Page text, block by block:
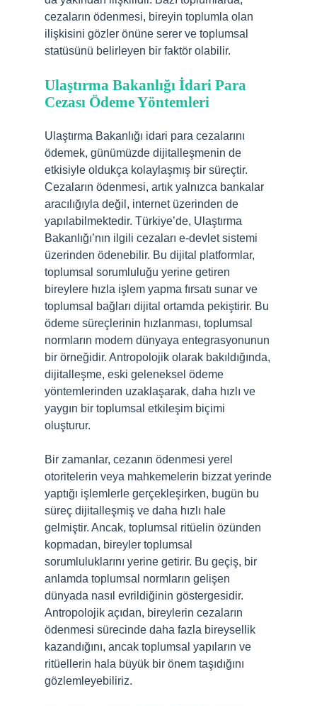
cezaların ödenmesi, bireyin toplumla olan
ilişkisini gözler önüne serer ve toplumsal
statüsünü belirleyen bir faktör olabilir.
Ulaştırma Bakanlığı İdari Para
Cezası Ödeme Yöntemleri
Ulaştırma Bakanlığı idari para cezalarını
ödemek, günümüzde dijitalleşmenin de
etkisiyle oldukça kolaylaşmış bir süreçtir.
Cezaların ödenmesi, artık yalnızca bankalar
aracılığıyla değil, internet üzerinden de
yapılabilmektedir. Türkiye’de, Ulaştırma
Bakanlığı’nın ilgili cezaları e-devlet sistemi
üzerinden ödenebilir. Bu dijital platformlar,
toplumsal sorumluluğu yerine getiren
bireylere hızla işlem yapma fırsatı sunar ve
toplumsal bağları dijital ortamda pekiştirir. Bu
ödeme süreçlerinin hızlanması, toplumsal
normların modern dünyaya entegrasyonunun
bir örneğidir. Antropolojik olarak bakıldığında,
dijitalleşme, eski geleneksel ödeme
yöntemlerinden uzaklaşarak, daha hızlı ve
yaygın bir toplumsal etkileşim biçimi
oluşturur.
Bir zamanlar, cezanın ödenmesi yerel
otoritelerin veya mahkemelerin bizzat yerinde
yaptığı işlemlerle gerçekleşirken, bugün bu
süreç dijitalleşmiş ve daha hızlı hale
gelmiştir. Ancak, toplumsal ritüelin özünden
kopmadan, bireyler toplumsal
sorumluluklarını yerine getirir. Bu geçiş, bir
anlamda toplumsal normların gelişen
dünyada nasıl evrildiğinin göstergesidir.
Antropolojik açıdan, bireylerin cezaların
ödenmesi sürecinde daha fazla bireysellik
kazandığını, ancak toplumsal yapıların ve
ritüellerin hala büyük bir önem taşıdığını
gözlemleyebiliriz.